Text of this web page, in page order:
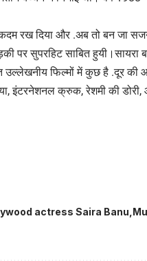
रख दिया और .अब तो बन जा
पर सुपरहिट साबित
उल्लेखनीय फिल्मों में कुछ है .दूर
इंटरनेशनल क्रुक, रेशमी की डोरी,
actress Saira Banu